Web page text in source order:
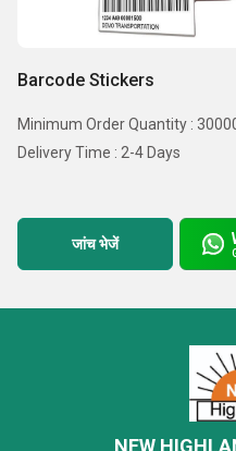
Barcode Stickers
Minimum Order Quantity :
Delivery Time : 2-4 Days
जांच भेजें
NEW